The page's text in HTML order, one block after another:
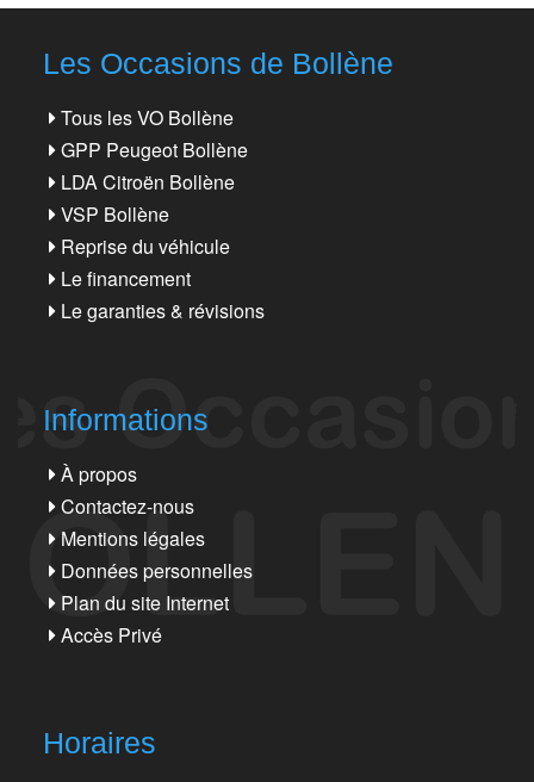
Les Occasions de Bollène
Tous les VO Bollène
GPP Peugeot Bollène
LDA Citroën Bollène
VSP Bollène
Reprise du véhicule
Le financement
Le garanties & révisions
Informations
À propos
Contactez-nous
Mentions légales
Données personnelles
Plan du site Internet
Accès Privé
Horaires